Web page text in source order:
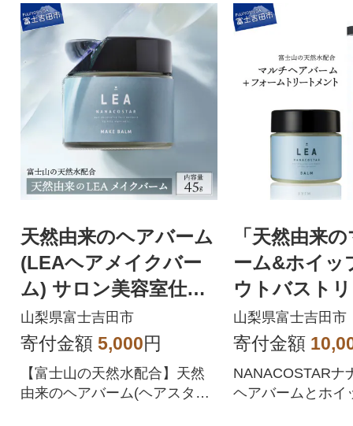
天然由来のヘアバーム
(LEAヘアメイクバー
ム) サロン美容室仕様
ヘアスタイリング剤
山梨県富士吉田市
寄付金額 5,000円
【富士山の天然水配合】天然
由来のヘアバーム(ヘアスタイ
「天然由来
ーム&ホイッ
ウトバスト
トセット」
室仕様ヘア
山梨県富士吉田市
寄付金額
NANACOSTARナ
ヘアバームとホイ